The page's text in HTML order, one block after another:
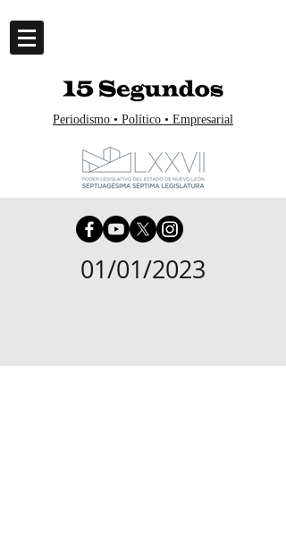
Periodismo • Político • Empresarial
01/01/2023